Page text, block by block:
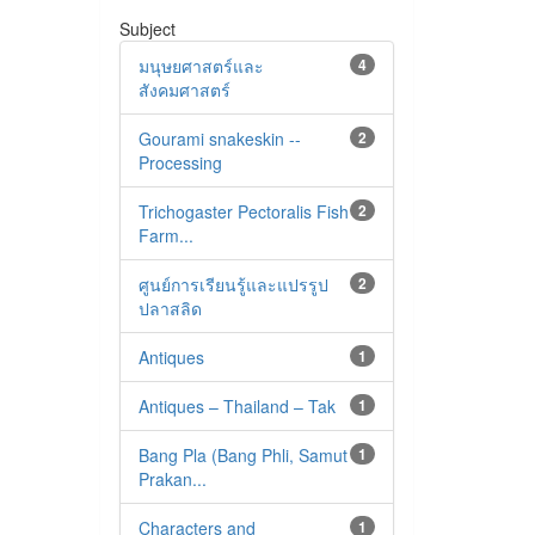
Subject
4
มนุษยศาสตร์และ
สังคมศาสตร์
2
Gourami snakeskin --
Processing
2
Trichogaster Pectoralis Fish
Farm...
2
ศูนย์การเรียนรู้และแปรรูป
ปลาสลิด
1
Antiques
1
Antiques – Thailand – Tak
1
Bang Pla (Bang Phli, Samut
Prakan...
1
Characters and